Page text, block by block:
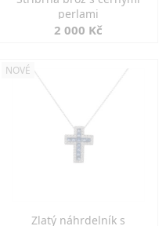
perlami
2 000 Kč
NOVÉ
Zlatý náhrdelník s